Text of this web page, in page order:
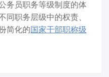
务员职务等级制度的体
同职务层级中的权责、
简化的国家干部职称级